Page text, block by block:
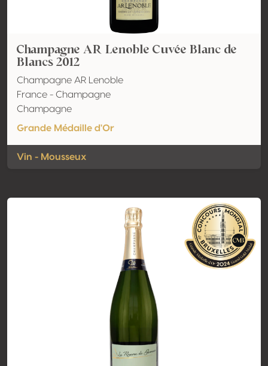
Champagne AR Lenoble Cuvée Blanc de
Blancs 2012
Champagne AR Lenoble
France - Champagne
Champagne
Grande Médaille d'Or
Vin - Mousseux